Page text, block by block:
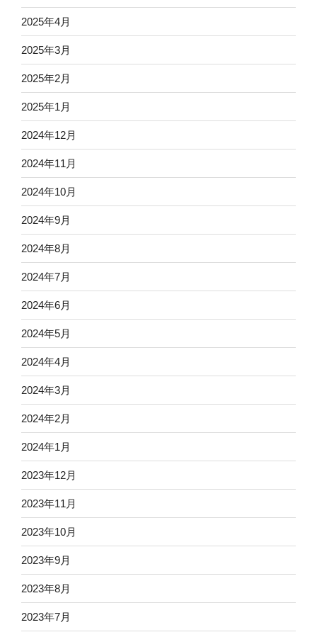
2025年4月
2025年3月
2025年2月
2025年1月
2024年12月
2024年11月
2024年10月
2024年9月
2024年8月
2024年7月
2024年6月
2024年5月
2024年4月
2024年3月
2024年2月
2024年1月
2023年12月
2023年11月
2023年10月
2023年9月
2023年8月
2023年7月